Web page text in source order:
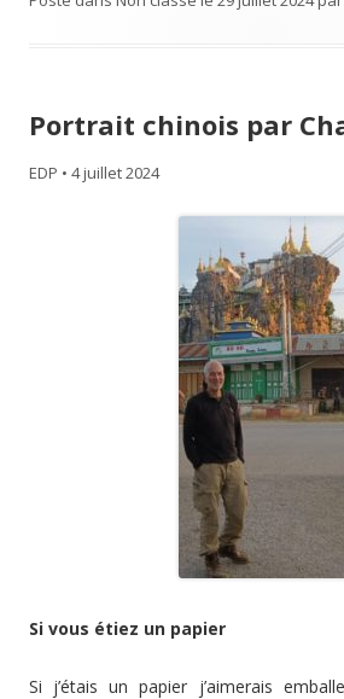
Portrait chinois par
EDP • 4 juillet 2024
Si vous étiez un papier
Si j’étais un papier j’aimerais